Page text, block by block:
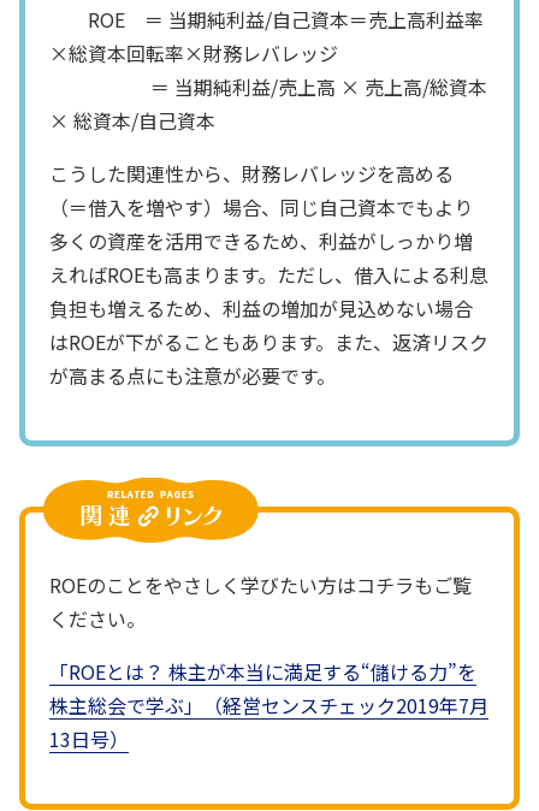
ROE ＝ 当期純利益/自己資本＝売上高利益率
×総資本回転率×財務レバレッジ
＝ 当期純利益/売上高 × 売上高/総資本
× 総資本/自己資本
こうした関連性から、財務レバレッジを高める
（＝借入を増やす）場合、同じ自己資本でもより
多くの資産を活用できるため、利益がしっかり増
えればROEも高まります。ただし、借入による利息
負担も増えるため、利益の増加が見込めない場合
はROEが下がることもあります。また、返済リスク
が高まる点にも注意が必要です。
ROEのことをやさしく学びたい方はコチラもご覧
ください。
「ROEとは？ 株主が本当に満足する“儲ける力”を
株主総会で学ぶ」（経営センスチェック2019年7月
13日号）